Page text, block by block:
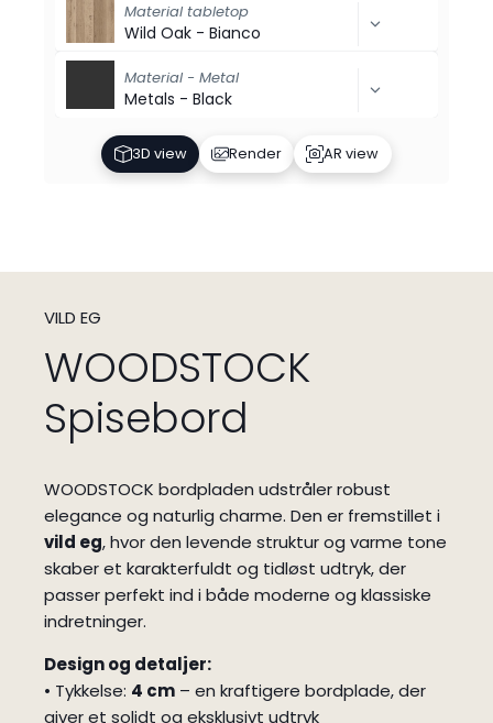
Material tabletop
Wild Oak - Bianco
Material - Metal
Metals - Black
3D view Render AR view
VILD EG
WOODSTOCK
Spisebord
WOODSTOCK bordpladen udstråler robust
elegance og naturlig charme. Den er fremstillet i
vild eg, hvor den levende struktur og varme tone
skaber et karakterfuldt og tidløst udtryk, der
passer perfekt ind i både moderne og klassiske
indretninger.
Design og detaljer:
• Tykkelse: 4 cm – en kraftigere bordplade, der
giver et solidt og eksklusivt udtryk